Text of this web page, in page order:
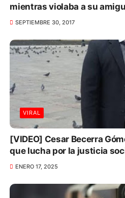
mientras violaba a su
SEPTIEMBRE 30, 2017
VIRAL
[VIDEO] Cesar Becerra
que lucha por la justicia
ENERO 17, 2025